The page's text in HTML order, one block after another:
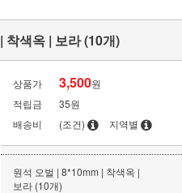
착색옥 | 보라 (10개)
상품가 3,500원
적립금
35원
배송비
(조건) 지역별
원석 오벌 | 8*10mm | 착색옥 |
보라 (10개)